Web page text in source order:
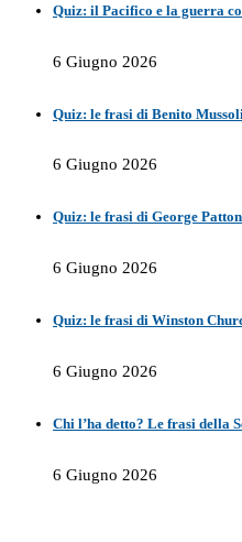
Quiz: il Pacifico e la guerra
6 Giugno 2026
Quiz: le frasi di Benito
6 Giugno 2026
Quiz: le frasi di George Patton
6 Giugno 2026
Quiz: le frasi di Winston
6 Giugno 2026
Chi l’ha detto? Le frasi della
6 Giugno 2026